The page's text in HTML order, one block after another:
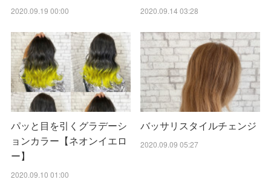
2020.09.19 00:00 2020.09.14 03:28
パッと目を引くグラデーシ
ョンカラー【ネオンイエロ
ー】
2020.09.10 01:00
バッサリスタイルチェンジ
2020.09.09 05:27